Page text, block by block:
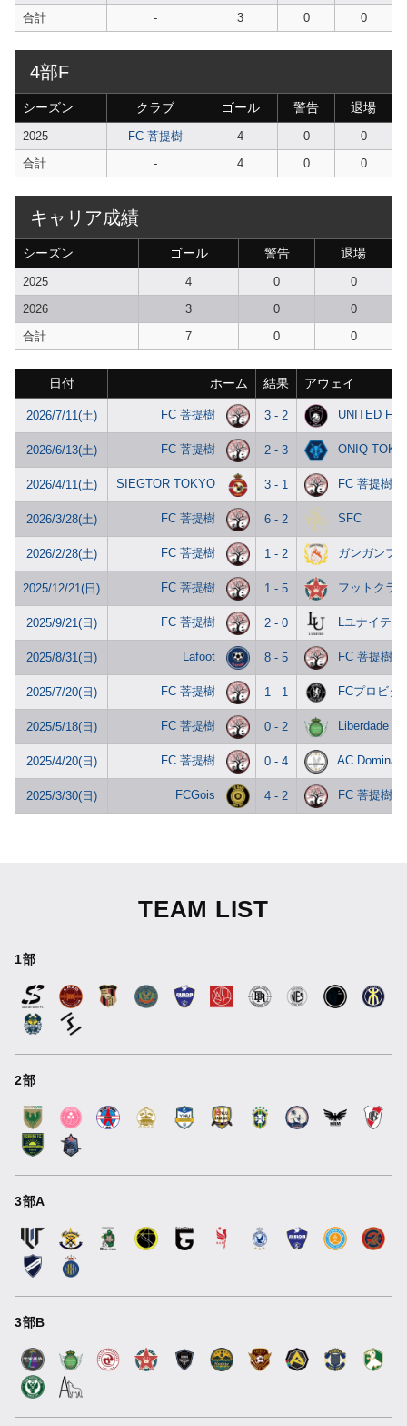
合計
- 3 0 0
4部F
シーズン クラブ ゴール 警告 退場
2025 FC 菩提樹 4 0
0
合計
- 4 0 0
キャリア成績
シーズン ゴール 警告 退場
2025 4 0
0
2026
3 0
0
合計
7 0 0
日付 ホーム 結果 アウェイ
2026/7/11(土) FC 菩提樹 3 - 2 UNITED FC
2026/6/13(土) FC 菩提樹 2 - 3 ONIQ
2026/4/11(土) SIEGTOR TOKYO 3 - 1 FC 菩提樹
2026/3/28(土) FC 菩提樹 6 - 2 SFC
2026/2/28(土) FC 菩提樹 1 - 2 ガンガンフ
2025/12/21(日) FC 菩提樹 1 - 5 フットクラ
2025/9/21(日) FC 菩提樹 2 - 0 Lユナイテッ
2025/8/31(日) Lafoot 8 - 5 FC 菩提樹
2025/7/20(日) FC 菩提樹 1 - 1 FCプロビタ
2025/5/18(日) FC 菩提樹 0 - 2 Liberdade
2025/4/20(日) FC 菩提樹 0 - 4 AC.Dominare
2025/3/30(日) FCGois 4 - 2 FC 菩提樹
TEAM LIST
1部
2部
3部A
3部B